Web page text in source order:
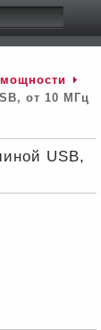
от 10 МГц
USB,